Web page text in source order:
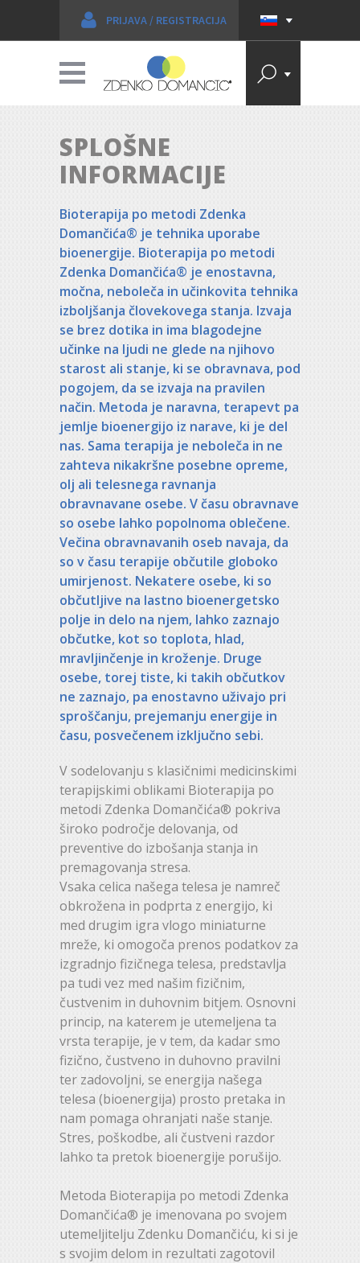
PRIJAVA / REGISTRACIJA
SPLOŠNE
INFORMACIJE
Bioterapija po metodi Zdenka
Domančića® je tehnika uporabe
bioenergije. Bioterapija po metodi
Zdenka Domančića® je enostavna,
močna, neboleča in učinkovita tehnika
izboljšanja človekovega stanja. Izvaja
se brez dotika in ima blagodejne
učinke na ljudi ne glede na njihovo
starost ali stanje, ki se obravnava, pod
pogojem, da se izvaja na pravilen
način. Metoda je naravna, terapevt pa
jemlje bioenergijo iz narave, ki je del
nas. Sama terapija je neboleča in ne
zahteva nikakršne posebne opreme,
olj ali telesnega ravnanja
obravnavane osebe. V času obravnave
so osebe lahko popolnoma oblečene.
Večina obravnavanih oseb navaja, da
so v času terapije občutile globoko
umirjenost. Nekatere osebe, ki so
občutljive na lastno bioenergetsko
polje in delo na njem, lahko zaznajo
občutke, kot so toplota, hlad,
mravljinčenje in kroženje. Druge
osebe, torej tiste, ki takih občutkov
ne zaznajo, pa enostavno uživajo pri
sproščanju, prejemanju energije in
času, posvečenem izključno sebi.
V sodelovanju s klasičnimi medicinskimi
terapijskimi oblikami Bioterapija po
metodi Zdenka Domančića® pokriva
široko področje delovanja, od
preventive do izbošanja stanja in
premagovanja stresa.
Vsaka celica našega telesa je namreč
obkrožena in podprta z energijo, ki
med drugim igra vlogo miniaturne
mreže, ki omogoča prenos podatkov za
izgradnjo fizičnega telesa, predstavlja
pa tudi vez med našim fizičnim,
čustvenim in duhovnim bitjem. Osnovni
princip, na katerem je utemeljena ta
vrsta terapije, je v tem, da kadar smo
fizično, čustveno in duhovno pravilni
ter zadovoljni, se energija našega
telesa (bioenergija) prosto pretaka in
nam pomaga ohranjati naše stanje.
Stres, poškodbe, ali čustveni razdor
lahko ta pretok bioenergije porušijo.
Metoda Bioterapija po metodi Zdenka
Domančića® je imenovana po svojem
utemeljitelju Zdenku Domančiću, ki si je
s svojim delom in rezultati zagotovil